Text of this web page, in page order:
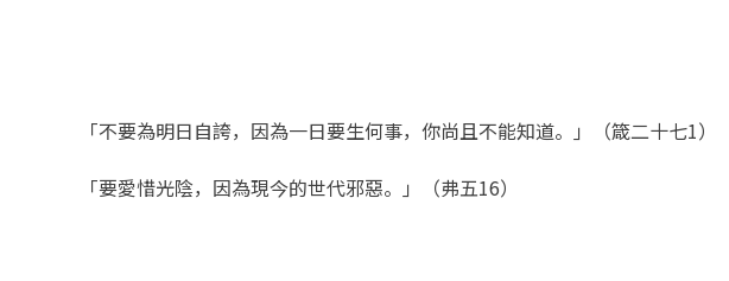
「不要為明日自誇，因為一日要生何事，你尚且不能知道。」（箴二十七1）
「要愛惜光陰，因為現今的世代邪惡。」（弗五16）